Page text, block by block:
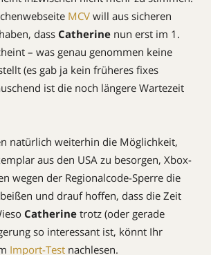
MCV will aus sicheren
dass Catherine nun erst im 1.
– was genau genommen keine
(es gab ja kein früheres fixes
ist die noch längere Wartezeit
natürlich weiterhin die Möglichkeit,
aus den USA zu besorgen, Xbox-
wegen der Regionalcode-Sperre die
und drauf hoffen, dass die Zeit
Catherine trotz (oder gerade
so interessant ist, könnt Ihr
Import-Test nachlesen.